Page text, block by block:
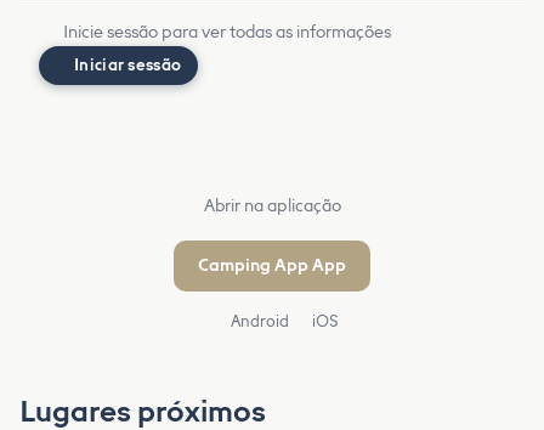
Inicie sessão para ver todas as informações
Iniciar sessão
Abrir na aplicação
Camping App App
Android iOS
Lugares próximos